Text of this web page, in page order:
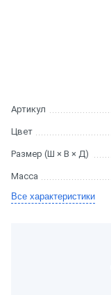
Артикул
Цвет
Размер (Ш × В × Д)
Масса
Все характеристики